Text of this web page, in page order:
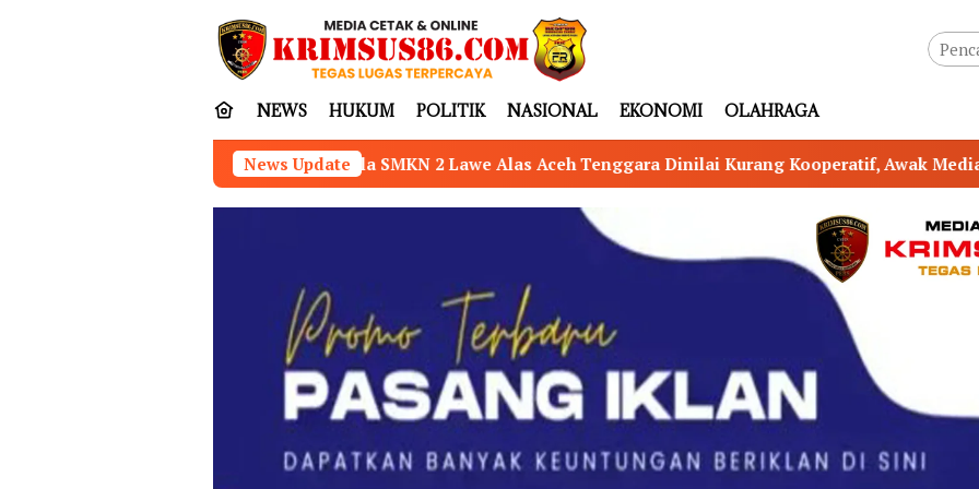
NEWS HUKUM POLITIK NASIONAL EKONOMI OLAHRAGA
News Update
Kepala SMKN 2 Lawe Alas Aceh Tenggara Dinilai Kurang Kooperatif, Awak Media Kesulitan Lakukan Konfirmasi